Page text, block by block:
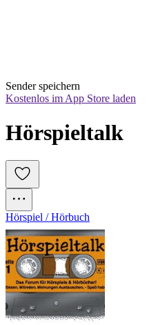
Sender speichern
Kostenlos im App Store laden
Hörspieltalk
Hörspiel / Hörbuch